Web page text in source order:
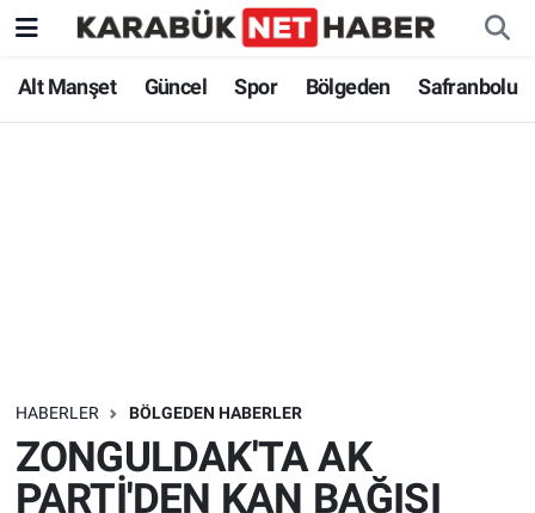
Alt Manşet Güncel Spor Bölgeden Safranbolu
HABERLER BÖLGEDEN HABERLER
ZONGULDAK'TA AK
PARTİ'DEN KAN BAĞIŞI